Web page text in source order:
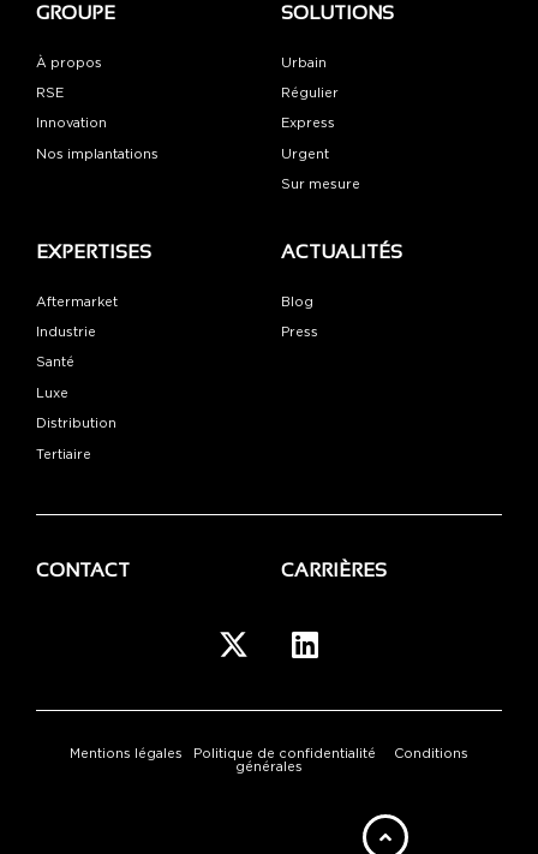
GROUPE
À propos
RSE
Innovation
Nos implantations
SOLUTIONS
Urbain
Régulier
Express
Urgent
Sur mesure
EXPERTISES
Aftermarket
Industrie
Santé
Luxe
Distribution
Tertiaire
ACTUALITÉS
Blog
Press
CONTACT CARRIÈRES
Mentions légales Politique de confidentialité
Conditions
générales